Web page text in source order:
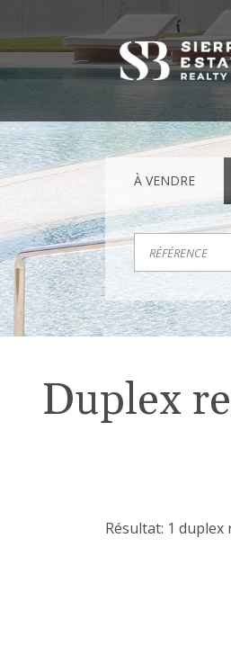
À VENDRE
Duplex
Résultat: 1 duplex